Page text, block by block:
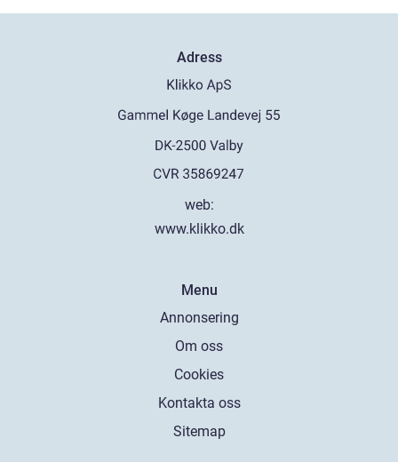
Adress
web:
www.klikko.dk
Menu
Annonsering
Om oss
Cookies
Kontakta oss
Sitemap